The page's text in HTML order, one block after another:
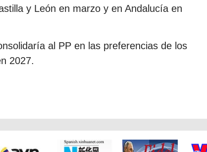
y León en marzo y en Andalucía en
al PP en las preferencias de los
2027.